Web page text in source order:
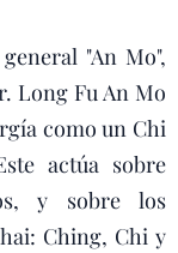
"An Mo",
Long Fu An Mo
como un Chi
actúa sobre
y sobre los
Ching, Chi y